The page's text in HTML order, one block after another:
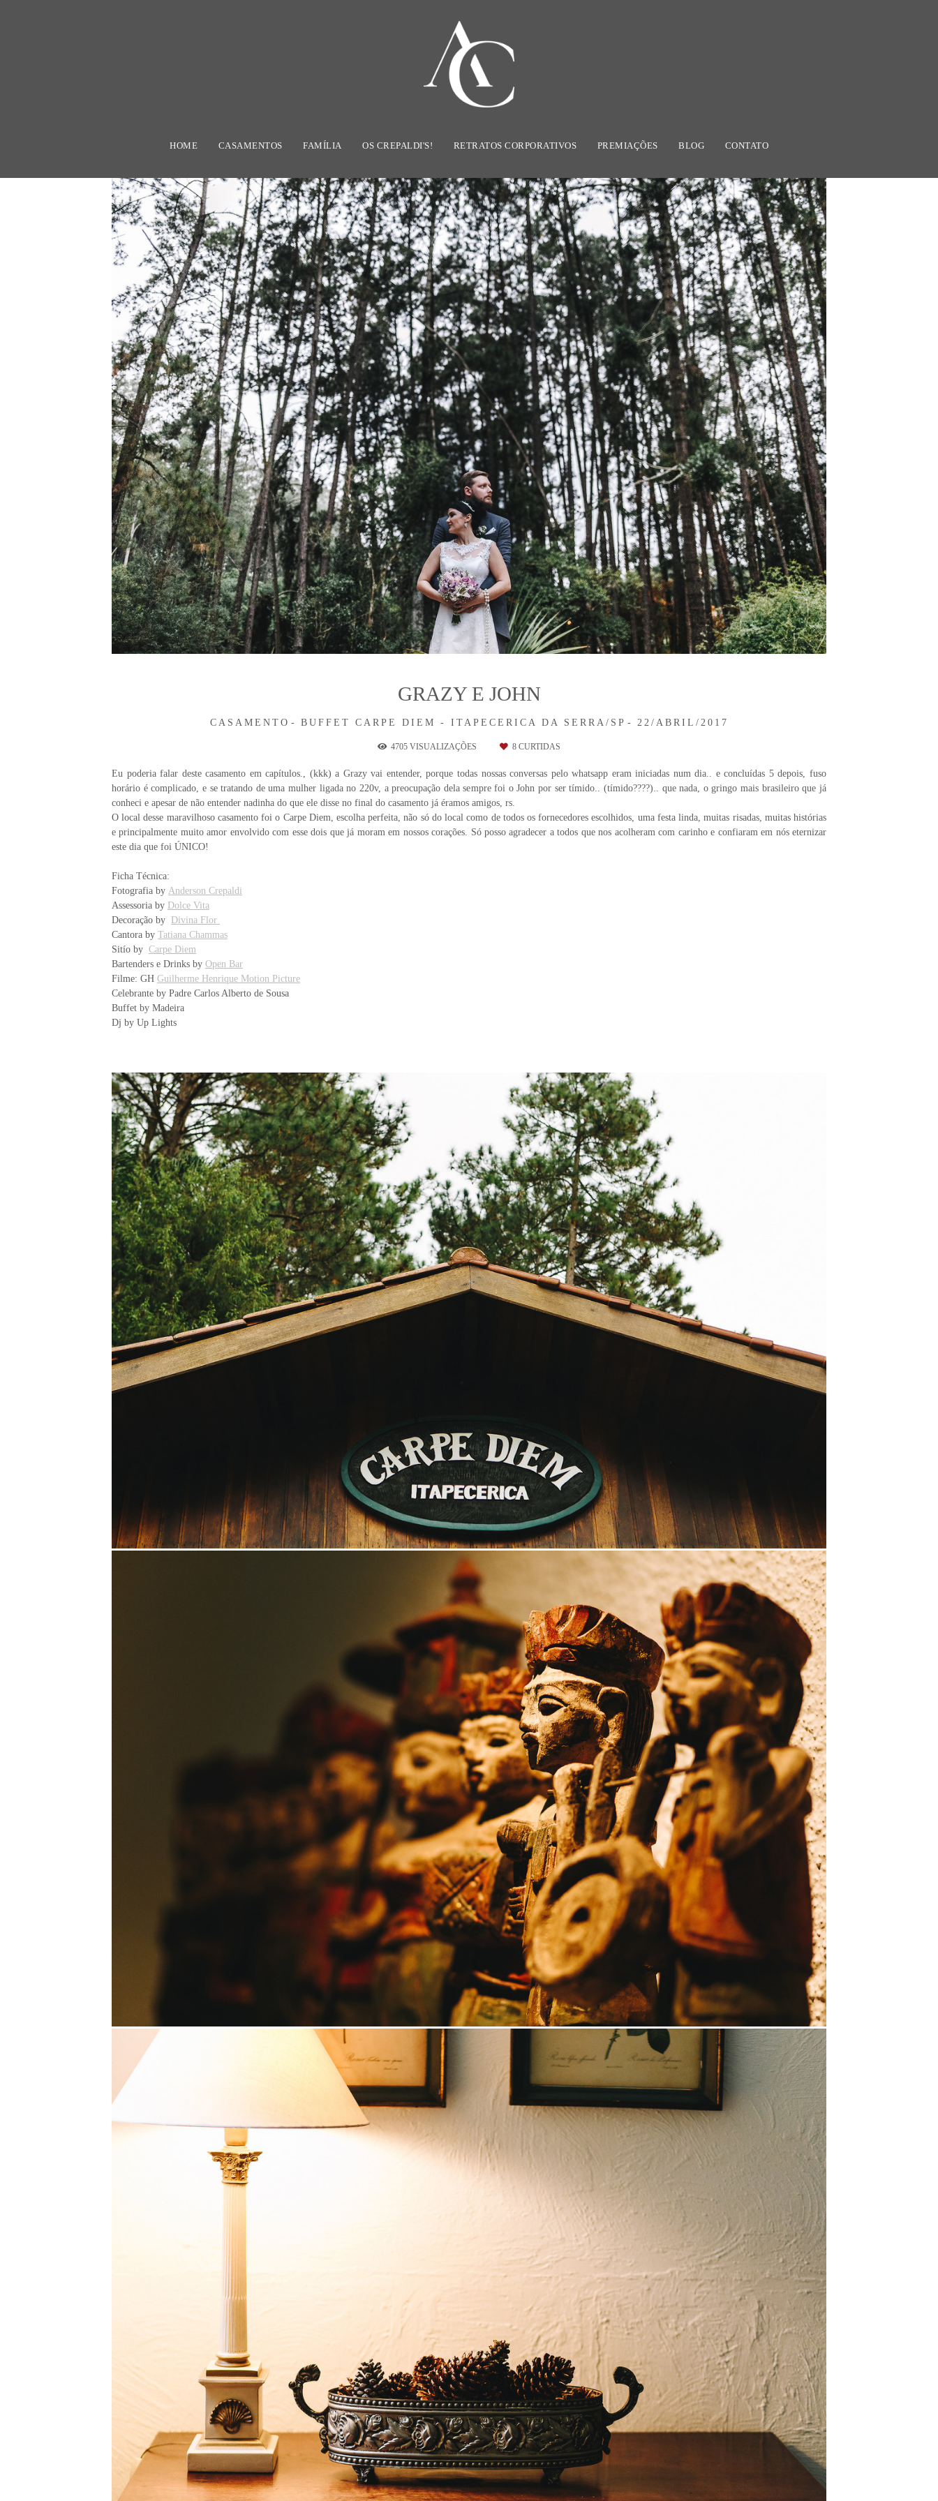
HOME CASAMENTOS FAMÍLIA OS CREPALDI'S! RETRATOS CORPORATIVOS PREMIAÇÕES BLOG CONTATO
CASAMENTO BUFFET CARPE DIEM - ITAPECERICA DA SERRA/SP 22/ABRIL/2017
GRAZY E JOHN
4705 VISUALIZAÇÕES 8 CURTIDAS
Eu poderia falar deste casamento em capítulos., (kkk) a Grazy vai entender, porque todas nossas conversas pelo whatsapp eram iniciadas num dia.. e concluídas 5 depois, fuso
horário é complicado, e se tratando de uma mulher ligada no 220v, a preocupação dela sempre foi o John por ser tímido.. (tímido????).. que nada, o gringo mais brasileiro que já
conheci e apesar de não entender nadinha do que ele disse no final do casamento já éramos amigos, rs.
O local desse maravilhoso casamento foi o Carpe Diem, escolha perfeita, não só do local como de todos os fornecedores escolhidos, uma festa linda, muitas risadas, muitas histórias
e principalmente muito amor envolvido com esse dois que já moram em nossos corações. Só posso agradecer a todos que nos acolheram com carinho e confiaram em nós eternizar
este dia que foi ÚNICO!
Ficha Técnica:
Fotografia by Anderson Crepaldi
Assessoria by Dolce Vita
Decoração by
Divina Flor
Cantora by Tatiana Chammas
Sitío by Carpe Diem
Bartenders e Drinks by Open Bar
Filme: GH Guilherme Henrique Motion Picture
Celebrante by Padre Carlos Alberto de Sousa
Buffet by Madeira
Dj by Up Lights